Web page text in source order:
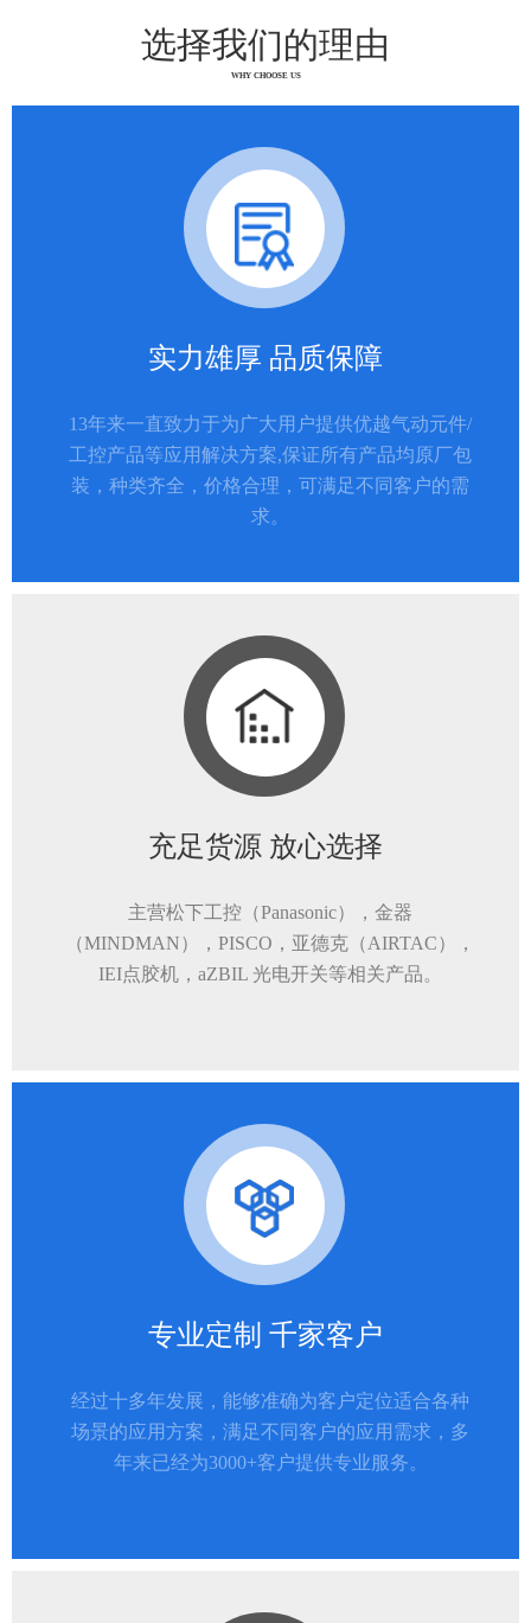
选择我们的理由
WHY CHOOSE US
实力雄厚 品质保障
13年来一直致力于为广大用户提供优越气动元件/
工控产品等应用解决方案,保证所有产品均原厂包
装，种类齐全，价格合理，可满足不同客户的需
求。
充足货源 放心选择
主营松下工控（Panasonic），金器
（MINDMAN），PISCO，亚德克（AIRTAC），
IEI点胶机，aZBIL 光电开关等相关产品。
专业定制 千家客户
经过十多年发展，能够准确为客户定位适合各种
场景的应用方案，满足不同客户的应用需求，多
年来已经为3000+客户提供专业服务。